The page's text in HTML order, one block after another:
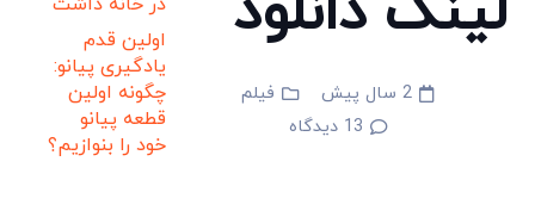
2 سال پیش
فیلم
13 دیدگاه
اولین قدم
یادگیری پیانو:
چگونه اولین
قطعه پیانو
خود را بنوازیم؟